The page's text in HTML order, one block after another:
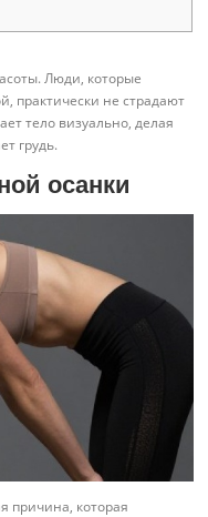
Люди, которые
практически не страдают
тело визуально, делая
грудь.
осанки
причина, которая